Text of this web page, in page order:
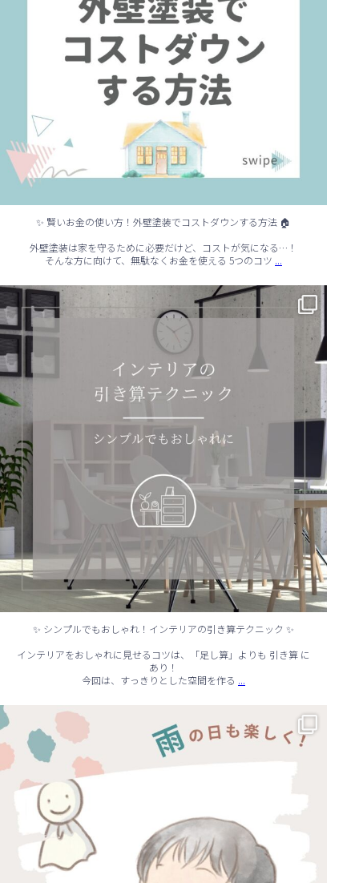
✨ 賢いお金の使い方！外壁塗装でコストダウンする方法 🏠
外壁塗装は家を守るために必要だけど、コストが気になる…！
そんな方に向けて、無駄なくお金を使える 5つのコツ ...
✨ シンプルでもおしゃれ！インテリアの引き算テクニック ✨
...
✨ シンプルでもおしゃれ！インテリアの引き算テクニック ✨
インテリアをおしゃれに見せるコツは、「足し算」よりも 引き算 に
あり！
今回は、すっきりとした空間を作る ...
☔ 雨の日でも快適に！室内でできる遊びアイデア 🌈
...